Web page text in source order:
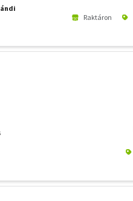
Raktáron